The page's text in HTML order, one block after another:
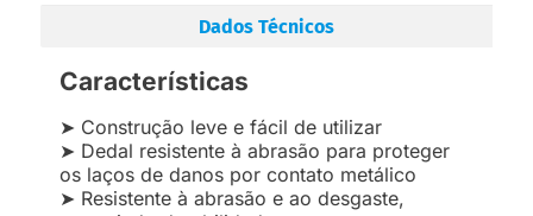
Dados Técnicos
Características
➤ Construção leve e fácil de utilizar
➤ Dedal resistente à abrasão para proteger
os laços de danos por contato metálico
➤ Resistente à abrasão e ao desgaste,